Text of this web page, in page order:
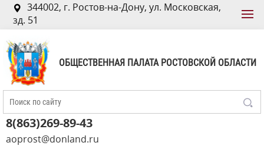
344002, г. Ростов-на-Дону, ул. Московская,
зд. 51
ОБЩЕСТВЕННАЯ ПАЛАТА РОСТОВСКОЙ ОБЛАСТИ
8(863)269-89-43
aoprost@donland.ru